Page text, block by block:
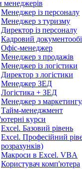
менеджерів
Менеджер із персоналу
Менеджер з туризму
Директор iз персоналу
Кадровий
Офіс-менеджер
Менеджер з продажів
Менеджер із логістики
Директор з логістики
Менеджер ЗEД
Логістика + ЗЕД
Менеджер з
Тайм-менеджмент
курси
Excel. Базовий рівень
Excel. Професійний
розрахунків)
Макроси в Excel. VBA
Користувач комп'ютера